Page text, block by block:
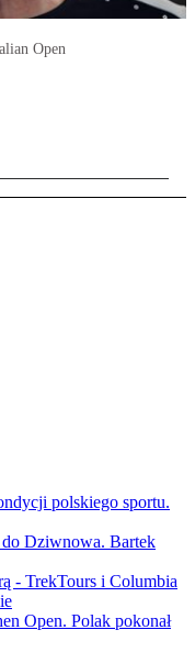
Open
polskiego sportu.
Dziwnowa. Bartek
- TrekTours i Columbia
Open. Polak pokonał